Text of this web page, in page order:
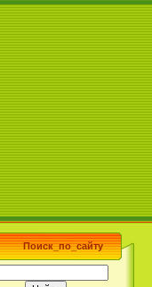
Поиск_по_сайту